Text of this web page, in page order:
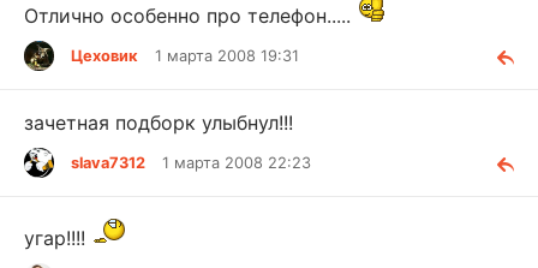
Отлично особенно про телефон.....
Цеховик 1 марта 2008 19:31
зачетная подборк улыбнул!!!
slava7312 1 марта 2008 22:23
угар!!!!